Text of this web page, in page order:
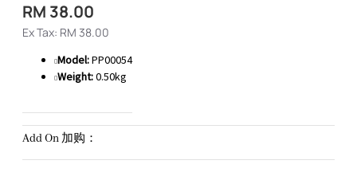
RM 38.00
Ex Tax: RM 38.00
Model:PP00054
Weight:0.50kg
Add On 加购：